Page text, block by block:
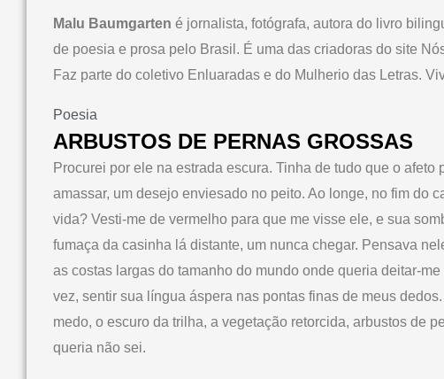
Malu Baumgarten é jornalista, fotógrafa, autora do livro
de poesia e prosa pelo Brasil. É uma das criadoras do site
Faz parte do coletivo Enluaradas e do Mulherio das Letras.
Poesia
ARBUSTOS DE PERNAS GROSSAS
Procurei por ele na estrada escura. Tinha de tudo que o
amassar, um desejo enviesado no peito. Ao longe, no fim do
vida? Vesti-me de vermelho para que me visse ele, e sua
fumaça da casinha lá distante, um nunca chegar. Pensava
as costas largas do tamanho do mundo onde queria deitar-
vez, sentir sua língua áspera nas pontas finas de meus
medo, o escuro da trilha, a vegetação retorcida, arbustos de
queria não sei.